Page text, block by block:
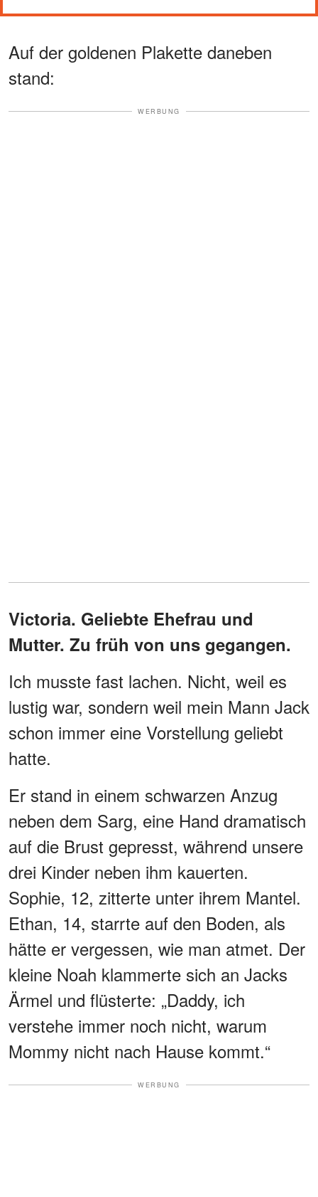
Auf der goldenen Plakette daneben
stand:
WERBUNG
Victoria. Geliebte Ehefrau und
Mutter. Zu früh von uns gegangen.
Ich musste fast lachen. Nicht, weil es
lustig war, sondern weil mein Mann Jack
schon immer eine Vorstellung geliebt
hatte.
Er stand in einem schwarzen Anzug
neben dem Sarg, eine Hand dramatisch
auf die Brust gepresst, während unsere
drei Kinder neben ihm kauerten.
Sophie, 12, zitterte unter ihrem Mantel.
Ethan, 14, starrte auf den Boden, als
hätte er vergessen, wie man atmet. Der
kleine Noah klammerte sich an Jacks
Ärmel und flüsterte: „Daddy, ich
verstehe immer noch nicht, warum
Mommy nicht nach Hause kommt.“
WERBUNG